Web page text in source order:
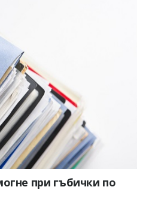
при гъбички по